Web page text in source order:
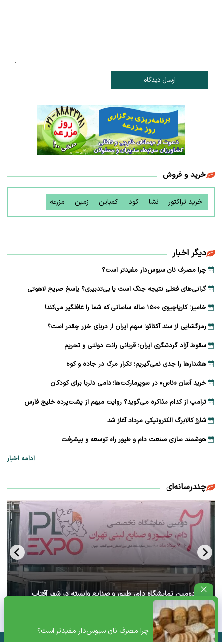
چرا مصرف نان سبوس‌دار مفیدتر است؟
ارسال دیدگاه
خرید و فروش
خرید تراکتور نشا کود کمباین زمین مزرعه
دیگر اخبار
چرا مصرف نان سبوس‌دار مفیدتر است؟
گرانی‌های فعلی نتیجه جنگ است یا بی‌تدبیری؟ پاسخ صریح لاهوتی
خامیز؛ کارپاچیوی ۱۵۰۰ ساله ساسانی که شما را غافلگیر می‌کند!
رمزگشایی از سند آکتائو؛ سهم ایران از دریای خزر چقدر است؟
سقوط آزاد گردشگری ایران؛ قربانی رانت دولتی و تحریم
هشدارها را جدی نمی‌گیریم؛ تکرار مرگ در جاده و کوه
خرید آسان «ناس» در سوپرمارکت‌ها؛ دامی دلربا برای کودکان
ترامپ از کدام مذاکره می‌گوید؟ روایت مبهم از پشت‌پرده خلیج فارس
شارژ کالابرگ الکترونیکی مرداد آغاز شد
هوشمند سازی صنعت دام و طیور راه توسعه و پیشرفت
ادامه اخبار
چندرسانه‌ای
آغاز دومین نمایشگاه دام، طیور و صنایع وابسته در شهر آفتاب
تهران+ ویدئو